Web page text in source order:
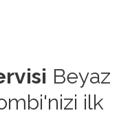
Beyaz
ilk